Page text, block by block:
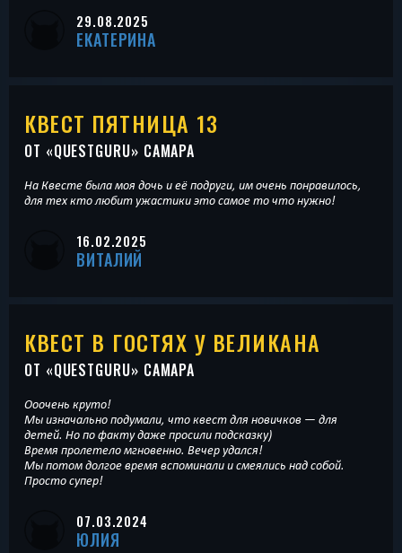
29.08.2025
ЕКАТЕРИНА
КВЕСТ ПЯТНИЦА 13
ОТ «QUESTGURU» САМАРА
На Квесте была моя дочь и её подруги, им очень понравилось,
для тех кто любит ужастики это самое то что нужно!
16.02.2025
ВИТАЛИЙ
КВЕСТ В ГОСТЯХ У ВЕЛИКАНА
ОТ «QUESTGURU» САМАРА
Ооочень круто!
Мы изначально подумали, что квест для новичков — для
детей. Но по факту даже просили подсказку)
Время пролетело мгновенно. Вечер удался!
Мы потом долгое время вспоминали и смеялись над собой.
Просто супер!
07.03.2024
ЮЛИЯ